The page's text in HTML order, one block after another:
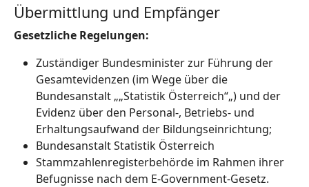
Übermittlung und Empfänger
Gesetzliche Regelungen:
Zuständiger Bundesminister zur Führung der
Gesamtevidenzen (im Wege über die
Bundesanstalt „„Statistik Österreich“„) und der
Evidenz über den Personal-, Betriebs- und
Erhaltungsaufwand der Bildungseinrichtung;
Bundesanstalt Statistik Österreich
Stammzahlenregisterbehörde im Rahmen ihrer
Befugnisse nach dem E-Government-Gesetz.